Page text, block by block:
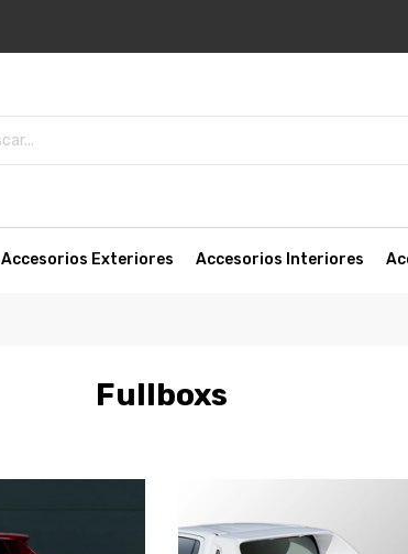
Accesorios Exteriores Accesorios Interiores
Fullboxs